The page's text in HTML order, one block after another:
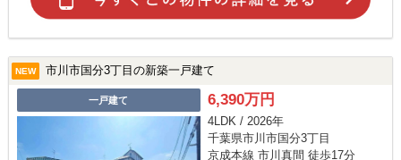
NEW 市川市国分3丁目の新築一戸建て
一戸建て 6,390万円
4LDK / 2026年
千葉県市川市国分3丁目
京成本線 市川真間 徒歩17分